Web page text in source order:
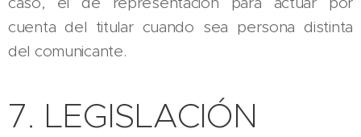
cuenta del titular cuando sea persona distinta
del comunicante.
7. LEGISLACIÓN